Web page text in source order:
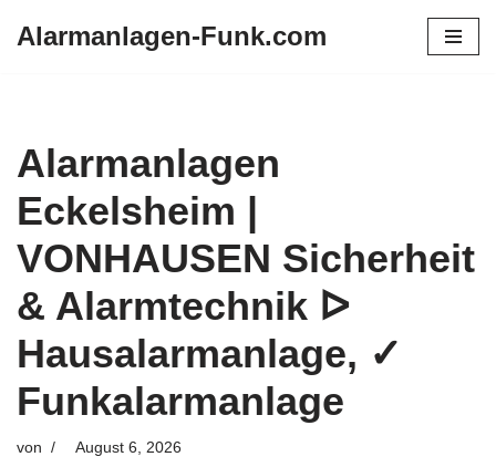
Alarmanlagen-Funk.com
Alarmanlagen
Eckelsheim |
VONHAUSEN Sicherheit
& Alarmtechnik ᐅ
Hausalarmanlage, ✓
Funkalarmanlage
von August 6, 2026